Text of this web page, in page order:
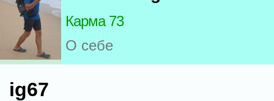
Карма 73
О себе
ig67